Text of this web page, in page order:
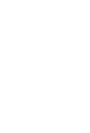
€
€
€
€
€
000 €
000 €